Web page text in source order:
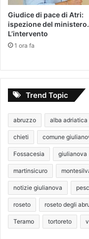
Giudice di pace di Atri:
ispezione del ministero.
L’intervento
1 ora fa
Trend Topic
abruzzo alba adriatica
chieti comune
Fossacesia giulianova
martinsicuro
notizie giulianova
roseto roseto degli
Teramo tortoreto